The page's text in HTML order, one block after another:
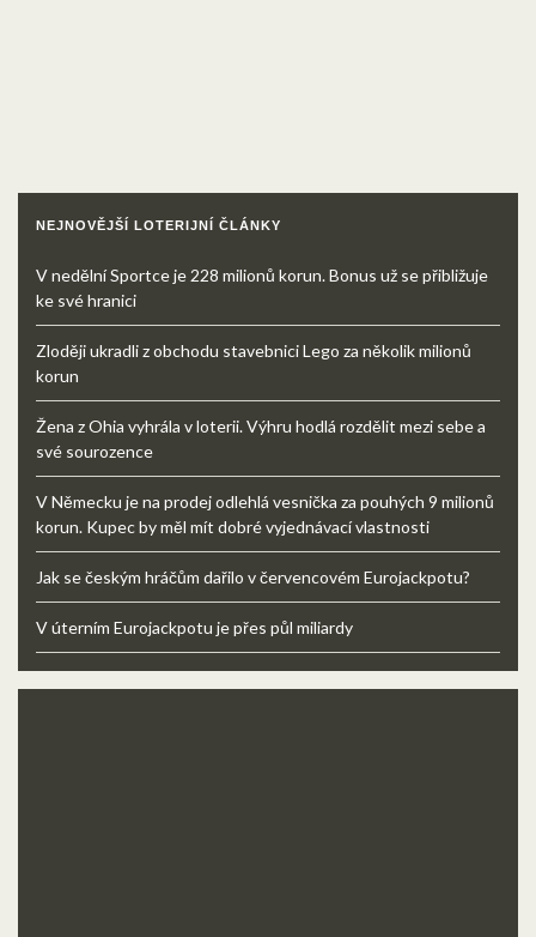
NEJNOVĚJŠÍ LOTERIJNÍ ČLÁNKY
V nedělní Sportce je 228 milionů korun. Bonus už se přibližuje
ke své hranici
Zloději ukradli z obchodu stavebnici Lego za několik milionů
korun
Žena z Ohia vyhrála v loterii. Výhru hodlá rozdělit mezi sebe a
své sourozence
V Německu je na prodej odlehlá vesnička za pouhých 9 milionů
korun. Kupec by měl mít dobré vyjednávací vlastnosti
Jak se českým hráčům dařilo v červencovém Eurojackpotu?
V úterním Eurojackpotu je přes půl miliardy